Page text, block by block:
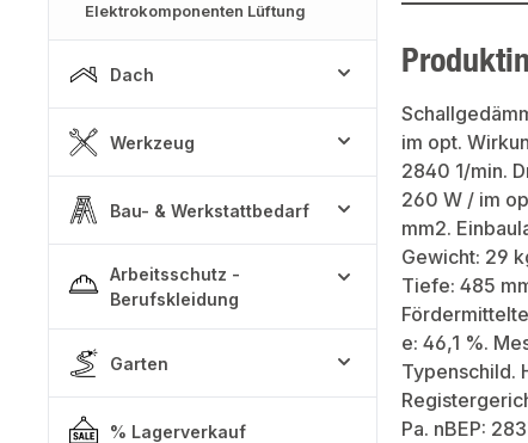
Elektrokomponenten Lüftung
Dach
Werkzeug
Bau- & Werkstattbedarf
Arbeitsschutz -
Berufskleidung
Garten
% Lagerverkauf
im opt.
2840 1/min.
260 W / im
mm2.
Gewicht: 29
Tiefe: 485
e: 46,1 %.
Typenschild.
Pa. nBEP: